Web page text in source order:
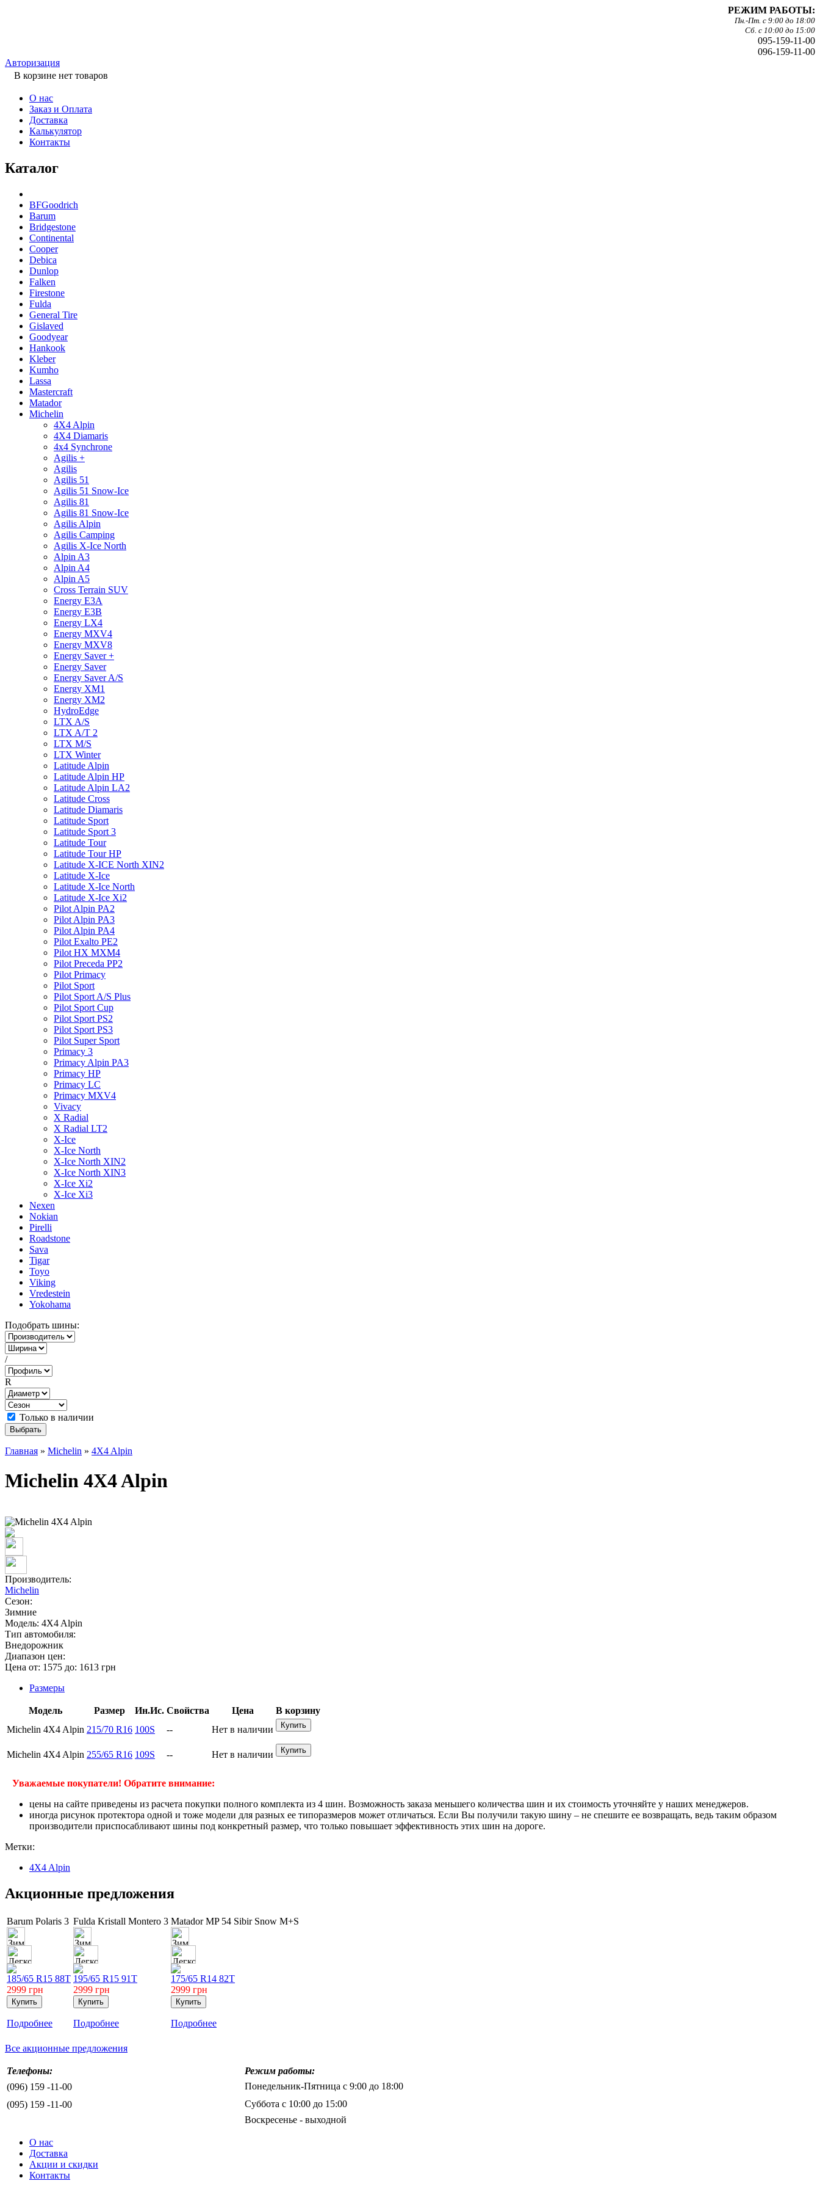
РЕЖИМ РАБОТЫ:
Пн.-Пт. с 9:00 до 18:00
Сб. с 10:00 до 15:00
095-159-11-00
096-159-11-00
Авторизация
В корзине нет товаров
О нас
Заказ и Оплата
Доставка
Калькулятор
Контакты
Каталог
BFGoodrich
Barum
Bridgestone
Continental
Cooper
Debica
Dunlop
Falken
Firestone
Fulda
General Tire
Gislaved
Goodyear
Hankook
Kleber
Kumho
Lassa
Mastercraft
Matador
Michelin
4X4 Alpin
4X4 Diamaris
4x4 Synchrone
Agilis +
Agilis
Agilis 51
Agilis 51 Snow-Ice
Agilis 81
Agilis 81 Snow-Ice
Agilis Alpin
Agilis Camping
Agilis X-Ice North
Alpin A3
Alpin A4
Alpin A5
Cross Terrain SUV
Energy E3A
Energy E3B
Energy LX4
Energy MXV4
Energy MXV8
Energy Saver +
Energy Saver
Energy Saver A/S
Energy XM1
Energy XM2
HydroEdge
LTX A/S
LTX A/T 2
LTX M/S
LTX Winter
Latitude Alpin
Latitude Alpin HP
Latitude Alpin LA2
Latitude Cross
Latitude Diamaris
Latitude Sport
Latitude Sport 3
Latitude Tour
Latitude Tour HP
Latitude X-ICE North XIN2
Latitude X-Ice
Latitude X-Ice North
Latitude X-Ice Xi2
Pilot Alpin PA2
Pilot Alpin PA3
Pilot Alpin PA4
Pilot Exalto PE2
Pilot HX MXM4
Pilot Preceda PP2
Pilot Primacy
Pilot Sport
Pilot Sport A/S Plus
Pilot Sport Cup
Pilot Sport PS2
Pilot Sport PS3
Pilot Super Sport
Primacy 3
Primacy Alpin PA3
Primacy HP
Primacy LC
Primacy MXV4
Vivacy
X Radial
X Radial LT2
X-Ice
X-Ice North
X-Ice North XIN2
X-Ice North XIN3
X-Ice Xi2
X-Ice Xi3
Nexen
Nokian
Pirelli
Roadstone
Sava
Tigar
Toyo
Viking
Vredestein
Yokohama
Подобрать шины:
/
R
Только в наличии
Главная » Michelin » 4X4 Alpin
Michelin 4X4 Alpin
Производитель:
Michelin
Сезон:
Зимние
Модель: 4X4 Alpin
Тип автомобиля:
Внедорожник
Диапазон цен:
Цена от: 1575 до: 1613 грн
Размеры
Модель Размер Ин.Ис. Свойства Цена
В корзину
Michelin 4X4 Alpin 215/70 R16 100S -- Нет в наличии
Michelin 4X4 Alpin 255/65 R16 109S -- Нет в наличии
Уважаемые покупатели! Обратите внимание:
цены на сайте приведены из расчета покупки полного комплекта из 4 шин. Возможность заказа меньшего количества шин и их стоимость уточняйте у наших менеджеров.
иногда рисунок протектора одной и тоже модели для разных ее типоразмеров может отличаться. Если Вы получили такую шину – не спешите ее возвращать, ведь таким образом
производители приспосабливают шины под конкретный размер, что только повышает эффективность этих шин на дороге.
Метки:
4X4 Alpin
Акционные предложения
Barum Polaris 3
185/65 R15 88T
2999 грн
Подробнее
Fulda Kristall Montero 3
195/65 R15 91T
2999 грн
Подробнее
Matador MP 54 Sibir Snow M+S
175/65 R14 82T
2999 грн
Подробнее
Все акционные предложения
Телефоны:
Режим работы:
(096) 159 -11-00
Понедельник-Пятница с 9:00 до 18:00
(095) 159 -11-00
Суббота с 10:00 до 15:00
Воскресенье - выходной
О нас
Доставка
Акции и скидки
Контакты